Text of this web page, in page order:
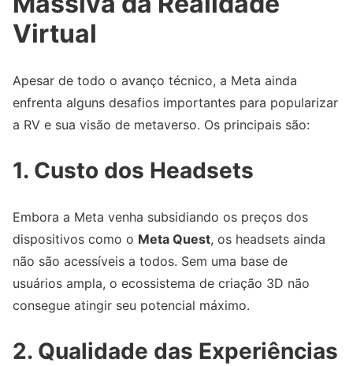
Virtual
Apesar de todo o avanço técnico, a Meta ainda
enfrenta alguns desafios importantes para popularizar
a RV e sua visão de metaverso. Os principais são:
1. Custo dos Headsets
Embora a Meta venha subsidiando os preços dos
dispositivos como o Meta Quest, os headsets ainda
não são acessíveis a todos. Sem uma base de
usuários ampla, o ecossistema de criação 3D não
consegue atingir seu potencial máximo.
2. Qualidade das Experiências